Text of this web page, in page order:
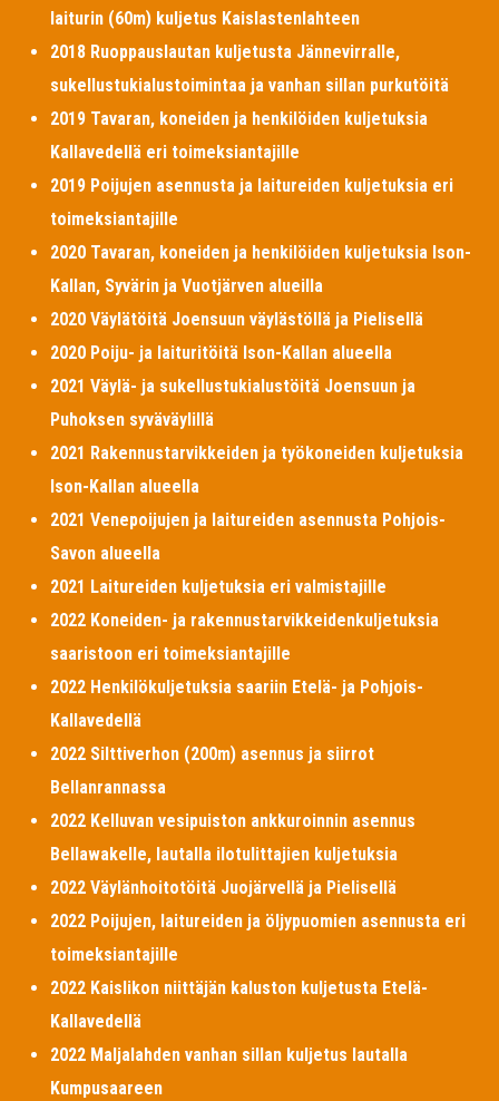
laiturin (60m) kuljetus Kaislastenlahteen
2018 Ruoppauslautan kuljetusta Jännevirralle,
sukellustukialustoimintaa ja vanhan sillan purkutöitä
2019 Tavaran, koneiden ja henkilöiden kuljetuksia
Kallavedellä eri toimeksiantajille
2019 Poijujen asennusta ja laitureiden kuljetuksia eri
toimeksiantajille
2020 Tavaran, koneiden ja henkilöiden kuljetuksia Ison-
Kallan, Syvärin ja Vuotjärven alueilla
2020 Väylätöitä Joensuun väylästöllä ja Pielisellä
2020 Poiju- ja laituritöitä Ison-Kallan alueella
2021 Väylä- ja sukellustukialustöitä Joensuun ja
Puhoksen syväväylillä
2021 Rakennustarvikkeiden ja työkoneiden kuljetuksia
Ison-Kallan alueella
2021 Venepoijujen ja laitureiden asennusta Pohjois-
Savon alueella
2021 Laitureiden kuljetuksia eri valmistajille
2022 Koneiden- ja rakennustarvikkeidenkuljetuksia
saaristoon eri toimeksiantajille
2022 Henkilökuljetuksia saariin Etelä- ja Pohjois-
Kallavedellä
2022 Silttiverhon (200m) asennus ja siirrot
Bellanrannassa
2022 Kelluvan vesipuiston ankkuroinnin asennus
Bellawakelle, lautalla ilotulittajien kuljetuksia
2022 Väylänhoitotöitä Juojärvellä ja Pielisellä
2022 Poijujen, laitureiden ja öljypuomien asennusta eri
toimeksiantajille
2022 Kaislikon niittäjän kaluston kuljetusta Etelä-
Kallavedellä
2022 Maljalahden vanhan sillan kuljetus lautalla
Kumpusaareen